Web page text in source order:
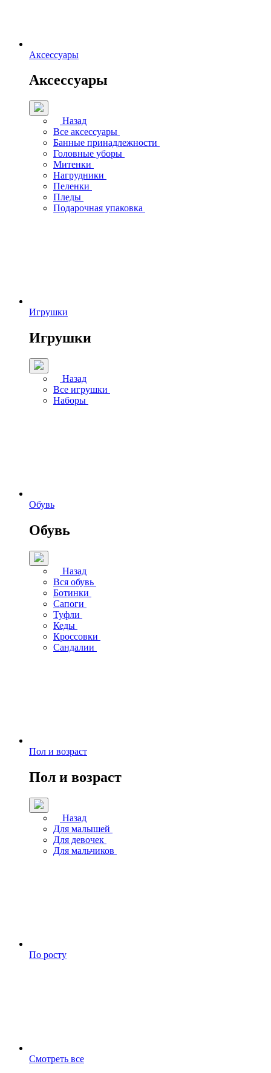
Аксессуары
Аксессуары
Назад
Все аксессуары
Банные принадлежности
Головные уборы
Митенки
Нагрудники
Пеленки
Пледы
Подарочная упаковка
Игрушки
Игрушки
Назад
Все игрушки
Наборы
Обувь
Обувь
Назад
Вся обувь
Ботинки
Сапоги
Туфли
Кеды
Кроссовки
Сандалии
Пол и возраст
Пол и возраст
Назад
Для малышей
Для девочек
Для мальчиков
По росту
Смотреть все